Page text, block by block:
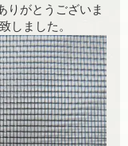
りがとうございま
しました。